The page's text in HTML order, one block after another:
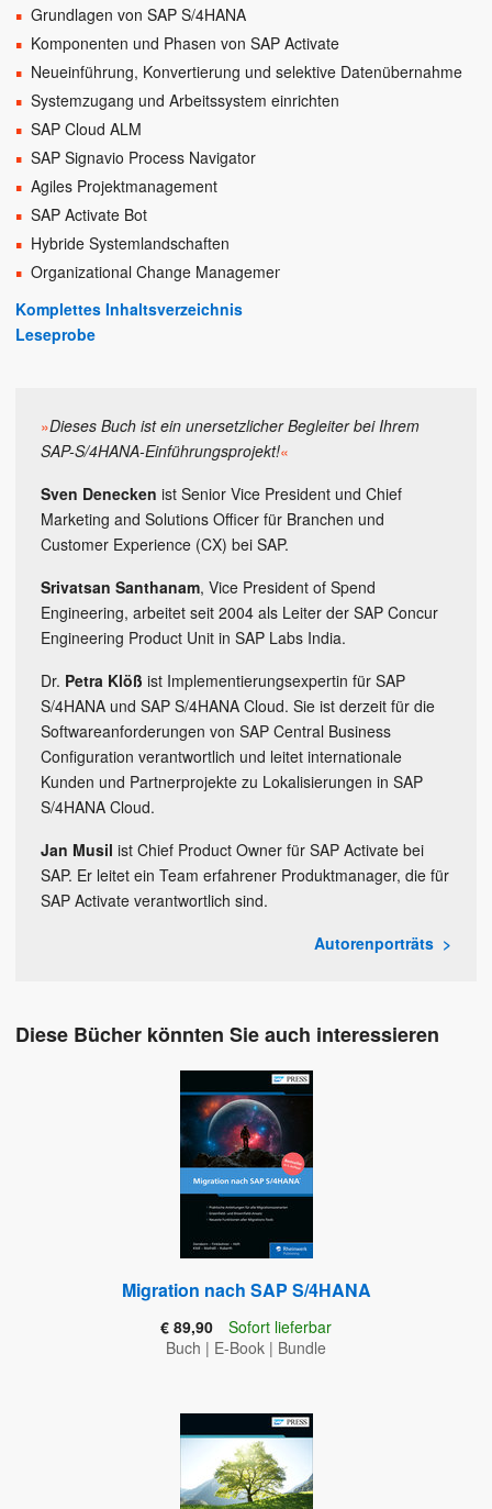
Grundlagen von SAP S/4HANA
Komponenten und Phasen von SAP Activate
Neueinführung, Konvertierung und selektive Datenübernahme
Systemzugang und Arbeitssystem einrichten
SAP Cloud ALM
SAP Signavio Process Navigator
Agiles Projektmanagement
SAP Activate Bot
Hybride Systemlandschaften
Organizational Change Management
Komplettes Inhaltsverzeichnis
Leseprobe
»Dieses Buch ist ein unersetzlicher Begleiter bei Ihrem
SAP-S/4HANA-Einführungsprojekt!«
Sven Denecken ist Senior Vice President und Chief
Marketing and Solutions Officer für Branchen und
Customer Experience (CX) bei SAP.
Srivatsan Santhanam, Vice President of Spend
Engineering, arbeitet seit 2004 als Leiter der SAP Concur
Engineering Product Unit in SAP Labs India.
Dr. Petra Klöß ist Implementierungsexpertin für SAP
S/4HANA und SAP S/4HANA Cloud. Sie ist derzeit für die
Softwareanforderungen von SAP Central Business
Configuration verantwortlich und leitet internationale
Kunden und Partnerprojekte zu Lokalisierungen in SAP
S/4HANA Cloud.
Jan Musil ist Chief Product Owner für SAP Activate bei
SAP. Er leitet ein Team erfahrener Produktmanager, die für
SAP Activate verantwortlich sind.
Autorenporträts
Diese Bücher könnten Sie auch interessieren
Migration nach SAP S/4HANA
€ 89,90
Sofort lieferbar
Buch | E-Book | Bundle